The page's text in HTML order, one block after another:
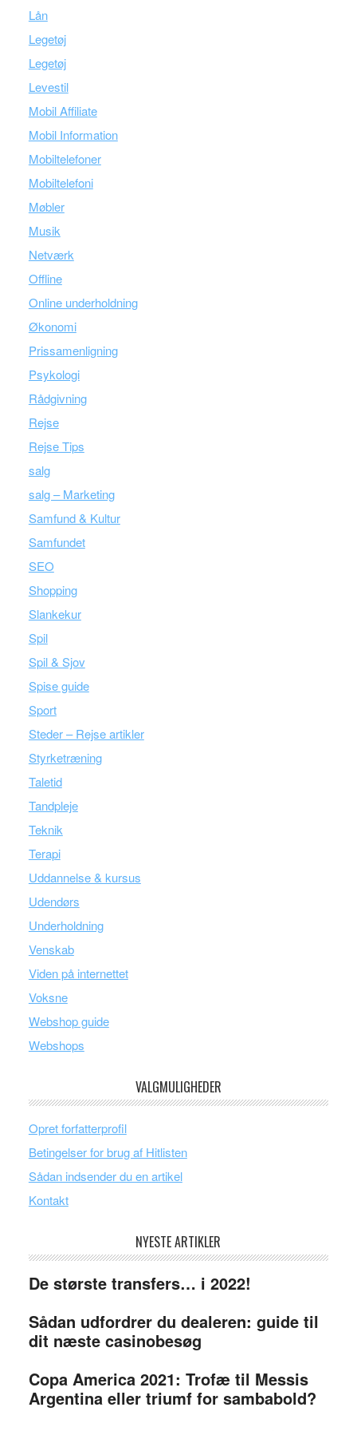
Lån
Legetøj
Legetøj
Levestil
Mobil Affiliate
Mobil Information
Mobiltelefoner
Mobiltelefoni
Møbler
Musik
Netværk
Offline
Online underholdning
Økonomi
Prissamenligning
Psykologi
Rådgivning
Rejse
Rejse Tips
salg
salg – Marketing
Samfund & Kultur
Samfundet
SEO
Shopping
Slankekur
Spil
Spil & Sjov
Spise guide
Sport
Steder – Rejse artikler
Styrketræning
Taletid
Tandpleje
Teknik
Terapi
Uddannelse & kursus
Udendørs
Underholdning
Venskab
Viden på internettet
Voksne
Webshop guide
Webshops
VALGMULIGHEDER
Opret forfatterprofil
Betingelser for brug af Hitlisten
Sådan indsender du en artikel
Kontakt
NYESTE ARTIKLER
De største transfers… i 2022!
Sådan udfordrer du dealeren: guide til
dit næste casinobesøg
Copa America 2021: Trofæ til Messis
Argentina eller triumf for sambabold?